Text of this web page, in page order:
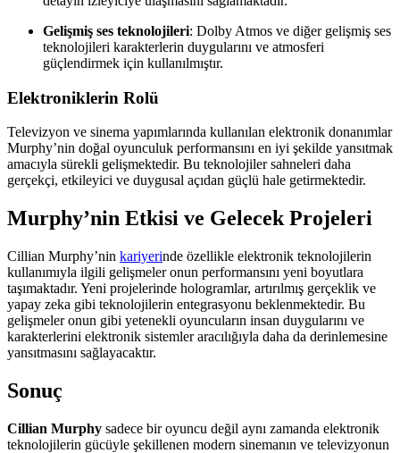
Gelişmiş ses teknolojileri: Dolby Atmos ve diğer gelişmiş ses
teknolojileri karakterlerin duygularını ve atmosferi
güçlendirmek için kullanılmıştır.
Elektroniklerin Rolü
Televizyon ve sinema yapımlarında kullanılan elektronik donanımlar
Murphy’nin doğal oyunculuk performansını en iyi şekilde yansıtmak
amacıyla sürekli gelişmektedir. Bu teknolojiler sahneleri daha
gerçekçi, etkileyici ve duygusal açıdan güçlü hale getirmektedir.
Murphy’nin Etkisi ve Gelecek Projeleri
Cillian Murphy’nin kariyerinde özellikle elektronik teknolojilerin
kullanımıyla ilgili gelişmeler onun performansını yeni boyutlara
taşımaktadır. Yeni projelerinde hologramlar, artırılmış gerçeklik ve
yapay zeka gibi teknolojilerin entegrasyonu beklenmektedir. Bu
gelişmeler onun gibi yetenekli oyuncuların insan duygularını ve
karakterlerini elektronik sistemler aracılığıyla daha da derinlemesine
yansıtmasını sağlayacaktır.
Sonuç
Cillian Murphy sadece bir oyuncu değil aynı zamanda elektronik
teknolojilerin gücüyle şekillenen modern sinemanın ve televizyonun